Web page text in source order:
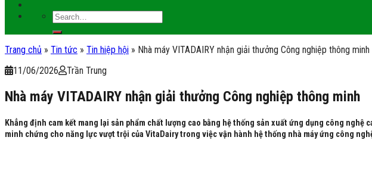
Trang chủ » Tin tức » Tin hiệp hội » Nhà máy VITADAIRY nhận giải thưởng Công nghiệp thông minh
11/06/2026
Trần Trung
Nhà máy VITADAIRY nhận giải thưởng Công nghiệp thông minh
Khẳng định cam kết mang lại sản phẩm chất lượng cao bằng hệ thống sản xuất ứng dụng công
minh chứng cho năng lực vượt trội của VitaDairy trong việc vận hành hệ thống nhà máy ứng công